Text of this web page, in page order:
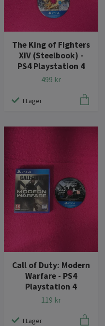
The King of Fighters
XIV (Steelbook) -
PS4 Playstation 4
499 kr
I Lager
Call of Duty: Modern
Warfare - PS4
Playstation 4
119 kr
I Lager